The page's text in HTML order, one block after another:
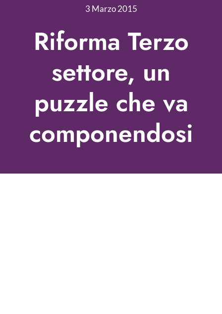
Libri
Multimedia
Come contattarci
3 Marzo 2015
Riforma Terzo
settore, un
puzzle che va
componendosi